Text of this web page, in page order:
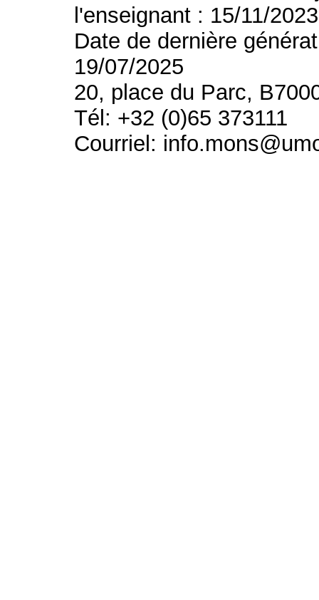
l'enseignant : 15/11/2023
Date de dernière
19/07/2025
20, place du Parc,
Tél: +32 (0)65 373111
Courriel: